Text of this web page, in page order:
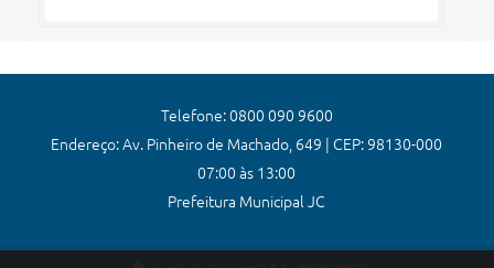
Telefone: 0800 090 9600
Endereço: Av. Pinheiro de Machado, 649 | CEP: 98130-000
07:00 às 13:00
Prefeitura Municipal JC